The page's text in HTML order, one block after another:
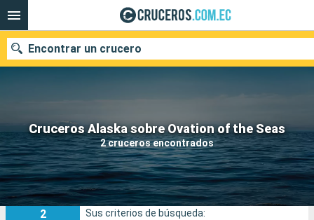
Cruceros Alaska sobre Ovation of the Seas
2 cruceros encontrados
Encontrar un crucero
Nuestros destinos
Fecha de salida
Puertos Compañías
2
Sus criterios de búsqueda: